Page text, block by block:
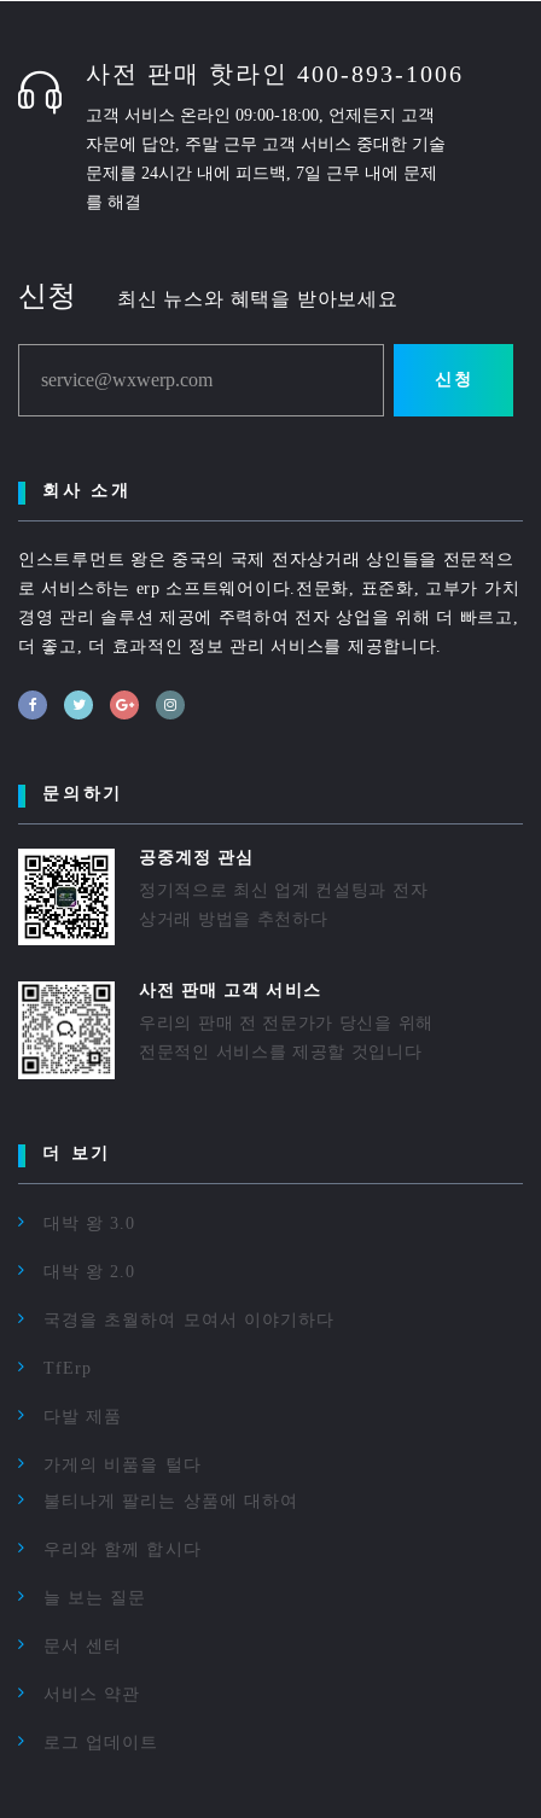
사전 판매 핫라인 400-893-1006
고객 서비스 온라인 09:00-18:00, 언제든지 고객
자문에 답안, 주말 근무 고객 서비스 중대한 기술
문제를 24시간 내에 피드백, 7일 근무 내에 문제
를 해결
신청 최신 뉴스와 혜택을 받아보세요
service@wxwerp.com 신청
회사 소개
인스트루먼트 왕은 중국의 국제 전자상거래 상인들을 전문적으
로 서비스하는 erp 소프트웨어이다.전문화, 표준화, 고부가 가치
경영 관리 솔루션 제공에 주력하여 전자 상업을 위해 더 빠르고,
더 좋고, 더 효과적인 정보 관리 서비스를 제공합니다.
문의하기
공중계정 관심
정기적으로 최신 업계 컨설팅과 전자
상거래 방법을 추천하다
사전 판매 고객 서비스
우리의 판매 전 전문가가 당신을 위해
전문적인 서비스를 제공할 것입니다
더 보기
대박 왕 3.0
대박 왕 2.0
국경을 초월하여 모여서 이야기하다
TfErp
다발 제품
가게의 비품을 털다
불티나게 팔리는 상품에 대하여
우리와 함께 합시다
늘 보는 질문
문서 센터
서비스 약관
로그 업데이트